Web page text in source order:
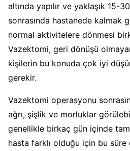
altında yapılır ve yaklaşık 15-
sonrasında hastanede kalmak
normal aktivitelere dönmesi
Vazektomi, geri dönüşü
kişilerin bu konuda çok iyi
gerekir.
Vazektomi operasyonu
ağrı, şişlik ve morluklar
genellikle birkaç gün içinde
hasta farklı olduğu için bu